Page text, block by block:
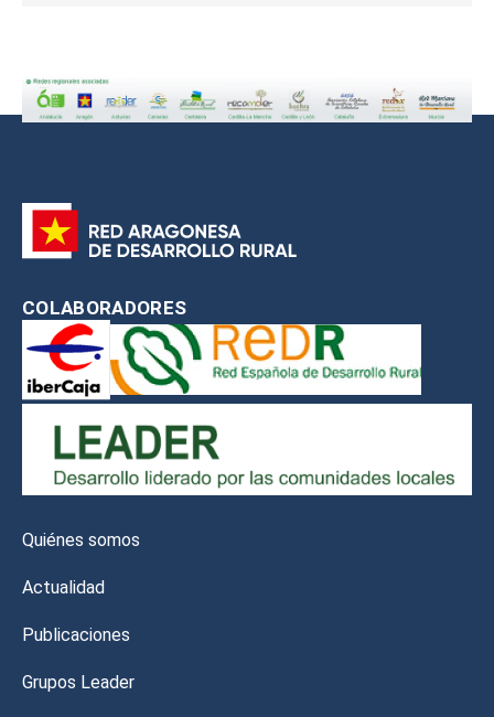
COLABORADORES
Quiénes somos
Actualidad
Publicaciones
Grupos Leader